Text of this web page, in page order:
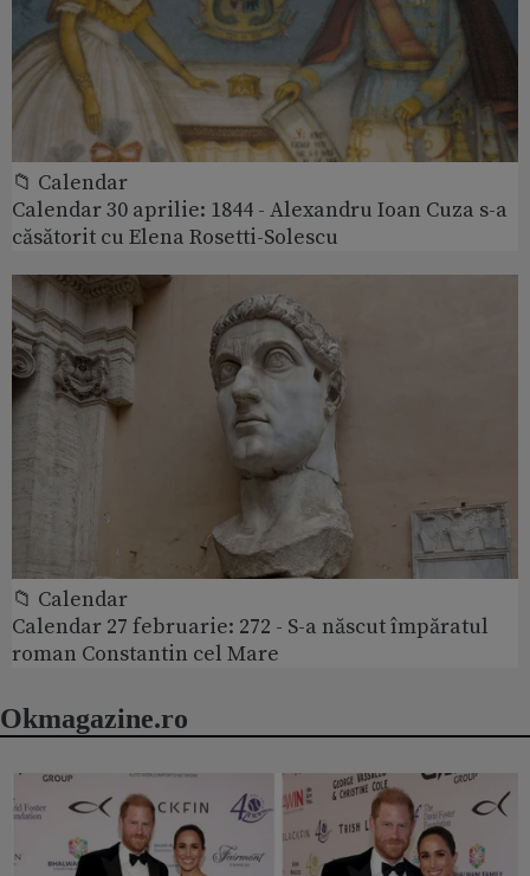
📁 Calendar
Calendar 30 aprilie: 1844 - Alexandru Ioan Cuza s-a
căsătorit cu Elena Rosetti-Solescu
📁 Calendar
Calendar 27 februarie: 272 - S-a născut împăratul
roman Constantin cel Mare
Okmagazine.ro